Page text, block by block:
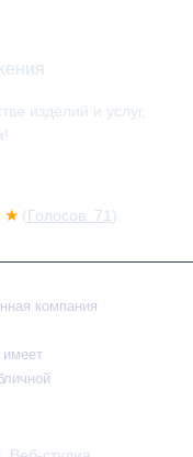
изделий и услуг,
★ (Голосов: 71 )
компания